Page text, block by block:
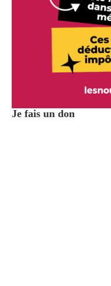
Je fais un don